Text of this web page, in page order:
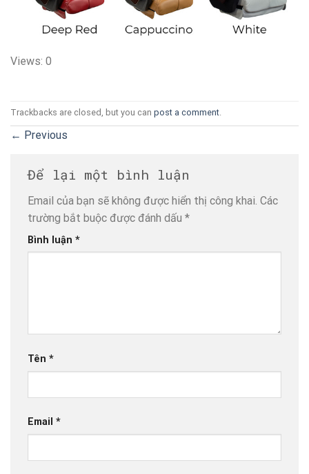
Views: 0
Trackbacks are closed, but you can post a comment.
← Previous
Để lại một bình luận
Email của bạn sẽ không được hiển thị công khai. Các
trường bắt buộc được đánh dấu *
Bình luận *
Tên *
Email *